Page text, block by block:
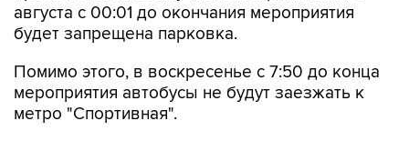
августа с 00:01 до окончания мероприятия
будет запрещена парковка.
Помимо этого, в воскресенье с 7:50 до конца
мероприятия автобусы не будут заезжать к
метро "Спортивная".